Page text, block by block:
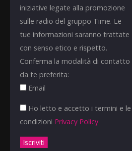
iniziative legate alla promozione
sulle radio del gruppo Time. Le
tue informazioni saranno trattate
con senso etico e rispetto.
Conferma la modalità di contatto
da te preferita:
Email
Ho letto e accetto i termini e le
condizioni Privacy Policy